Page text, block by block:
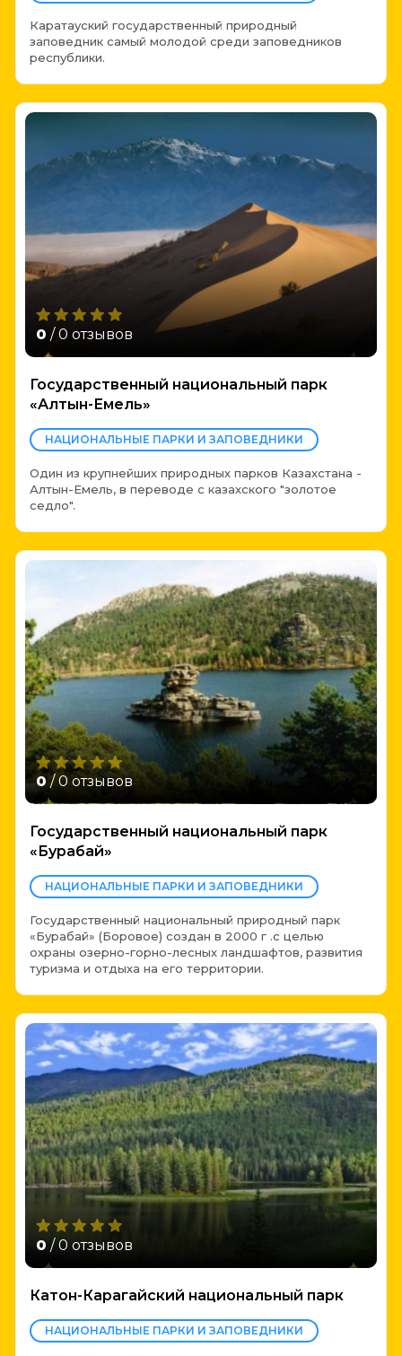
Каратауский государственный природный
заповедник самый молодой среди заповедников
республики.
0 / 0 отзывов
Государственный национальный парк
«Алтын-Емель»
НАЦИОНАЛЬНЫЕ ПАРКИ И ЗАПОВЕДНИКИ
Один из крупнейших природных парков Казахстана -
Алтын-Емель, в переводе с казахского "золотое
седло".
0 / 0 отзывов
Государственный национальный парк
«Бурабай»
НАЦИОНАЛЬНЫЕ ПАРКИ И ЗАПОВЕДНИКИ
Государственный национальный природный парк
«Бурабай» (Боровое) создан в 2000 г .с целью
охраны озерно-горно-лесных ландшафтов, развития
туризма и отдыха на его территории.
0 / 0 отзывов
Катон-Карагайский национальный парк
НАЦИОНАЛЬНЫЕ ПАРКИ И ЗАПОВЕДНИКИ